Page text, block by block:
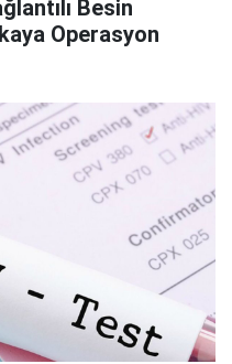
Besin
Operasyon